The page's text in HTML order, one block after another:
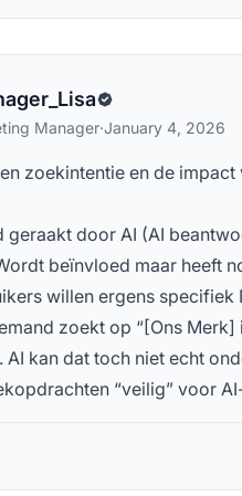
Manager·January 4, 2026
zoekintentie en de impact
geraakt door AI (AI
beïnvloed maar heeft
willen ergens specifiek
zoekt op “[Ons
AI kan dat toch niet echt
“veilig” voor